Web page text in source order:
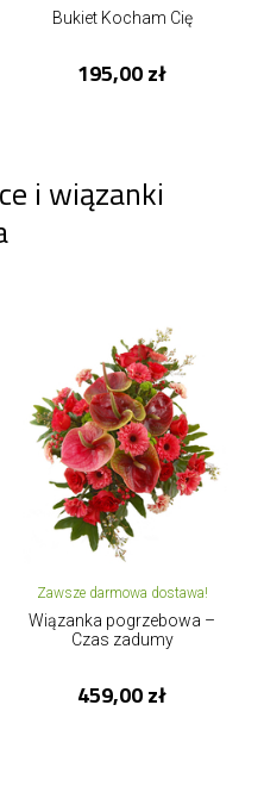
Bukiet Kocham Cię
195,00 zł
i wiązanki
Zawsze darmowa dostawa!
Wiązanka pogrzebowa –
Czas zadumy
459,00 zł